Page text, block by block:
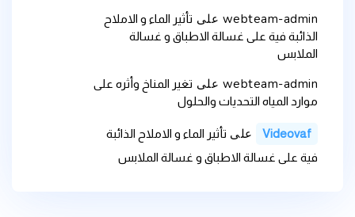
webteam-admin على تأثير الماء و الاملاح
الذائبة فية على غسالة الاطباق و غسالة
الملابس
webteam-admin على تغير المناخ وأثره على
موارد المياه التحديات والحلول
Videovaf على تأثير الماء و الاملاح الذائبة
فية على غسالة الاطباق و غسالة الملابس